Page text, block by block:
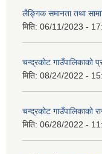
लैङ्गिक समानता तथा
मिति: 06/11/2023 -
चन्द्रकोट गाउँपालिकाको
मिति: 08/24/2022 -
चन्द्रकोट गाउँपालिकाको
मिति: 06/28/2022 -